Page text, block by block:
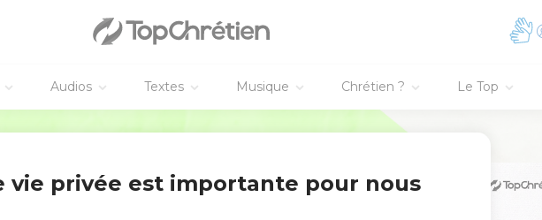
Audios Textes Musique Chrétien ? Le Top
DE L’ANNÉE !
vie privée est importante pour nous